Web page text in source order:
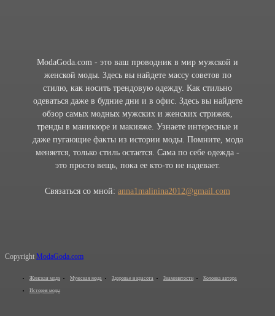
ModaGoda.com - это ваш проводник в мир мужской и
женской моды. Здесь вы найдете массу советов по
стилю, как носить трендовую одежду. Как стильно
одеваться даже в будние дни и в офис. Здесь вы найдете
обзор самых модных мужских и женских стрижек,
тренды в маникюре и макияже. Узнаете интересные и
даже пугающие факты из истории моды. Помните, мода
меняется, только стиль остается. Сама по себе одежда -
это просто вещь, пока ее кто-то не надевает.
Связаться со мной: anna1malinina2012@gmail.com
Copyright ModaGoda.com
Женская мода Мужская мода Здоровье и красота Знаменитости Колонка автора
История моды